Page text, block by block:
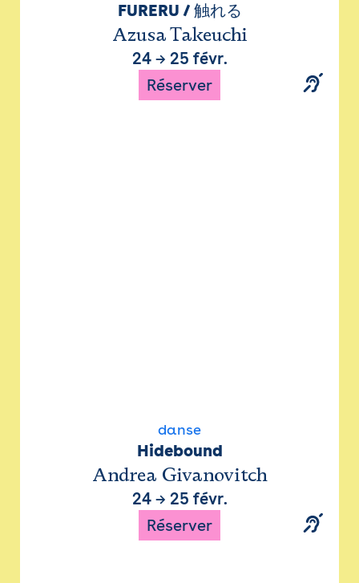
FURERU / 触れる
Azusa Takeuchi
24→ 25 févr.
Réserver
danse
Hidebound
Andrea Givanovitch
24→ 25 févr.
Réserver